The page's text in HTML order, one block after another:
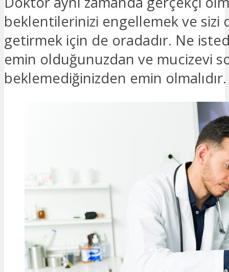
beklentilerinizi engellemek ve sizi
getirmek için de oradadır. Ne
emin olduğunuzdan ve mucizevi
beklemediğinizden emin olmalıdır.